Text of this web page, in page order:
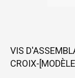
Skip
the
VIS
CROIX-